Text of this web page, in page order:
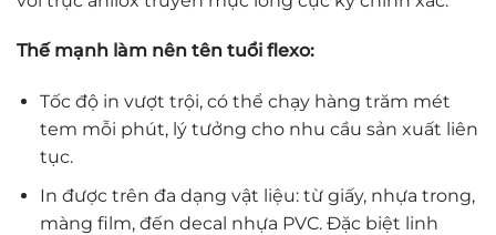
Thế mạnh làm nên tên tuổi flexo:
Tốc độ in vượt trội, có thể chạy hàng trăm mét
tem mỗi phút, lý tưởng cho nhu cầu sản xuất liên
tục.
In được trên đa dạng vật liệu: từ giấy, nhựa trong,
màng film, đến decal nhựa PVC. Đặc biệt linh